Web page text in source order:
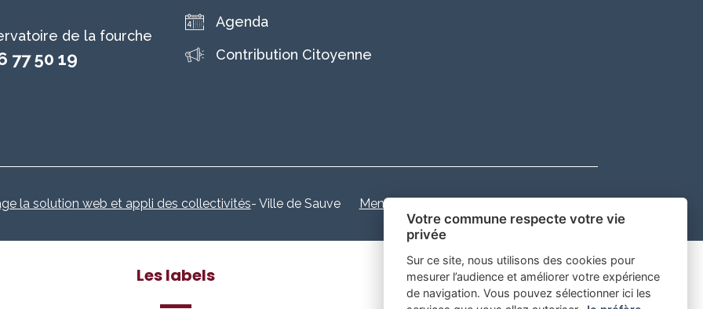
de la fourche
77 50 19
Agenda
Contribution Citoyenne
la solution web et appli des collectivités- Ville de Sauve Mentions légales
Les labels
Votre commune respecte votre vie
privée
Sur ce site, nous utilisons des cookies pour
mesurer l’audience et améliorer votre expérience
de navigation. Vous pouvez sélectionner ici les